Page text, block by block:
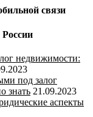
связи
недвижимости:
под залог
знать 21.09.2023
аспекты